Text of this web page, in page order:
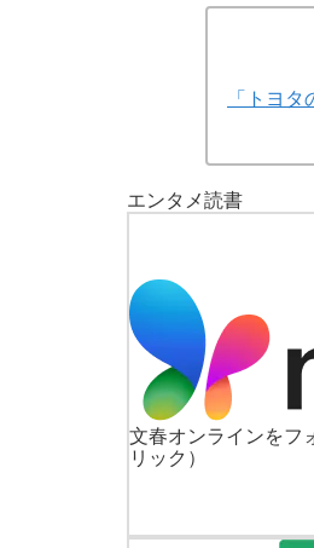
「トヨ
エンタメ読書
文春オンラインをフ
リック）